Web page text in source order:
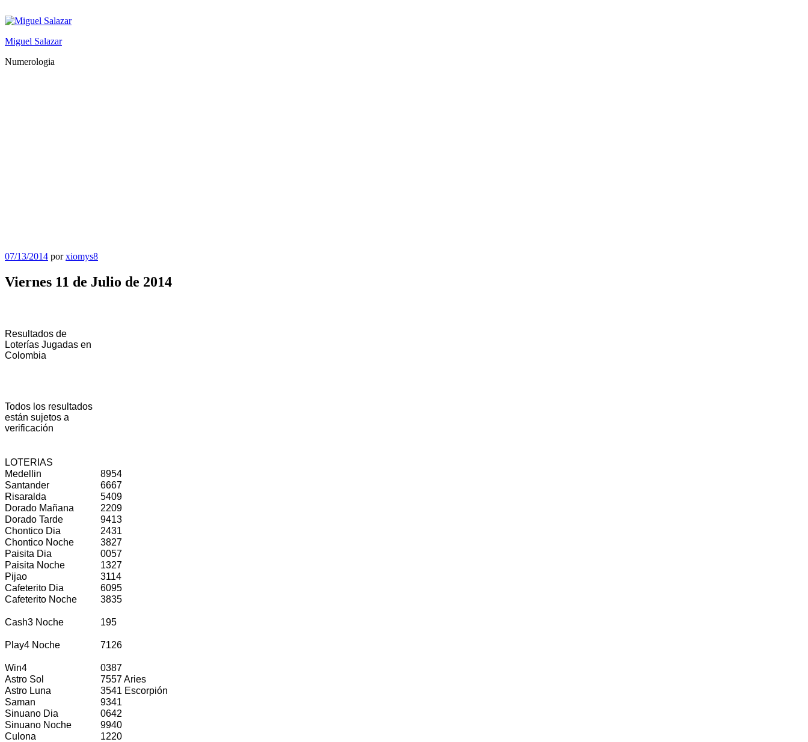
al
Miguel Salazar
Numerologia
Publicado
07/13/2014 porxiomys8
Viernes 11 de Julio de 2014
Resultados de
Loterías Jugadas en
Colombia
Todos los resultados
están sujetos a
verificación
LOTERIAS
Medellin
8954
Santander
6667
Risaralda
5409
Dorado Mañana
2209
Dorado Tarde
9413
Chontico Dia
2431
Chontico Noche
3827
Paisita Dia
0057
Paisita Noche
1327
Pijao
3114
Cafeterito Dia
6095
Cafeterito Noche
3835
Cash3 Noche 195
Play4 Noche 7126
Win4
0387
Astro Sol
7557 Aries
Astro Luna
3541 Escorpión
Saman
9341
Sinuano Dia
0642
Sinuano Noche
9940
Culona
1220